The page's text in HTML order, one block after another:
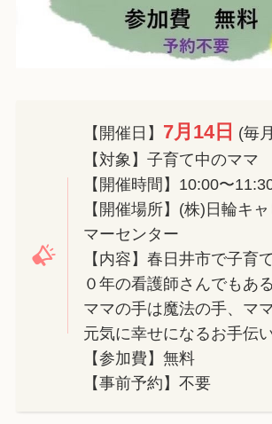
【開催日】 7月14日 (毎
【対象】子育て中のママ
【開催時間】10:00〜
【開催場所】(株)日輪キ
マーセンター
【内容】春日井市で子育
０年の看護師さんでもあ
ママの手は魔法の手、マ
元気に幸せになるお手伝
【参加費】無料
【事前予約】不要